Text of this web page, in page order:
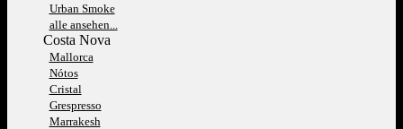
Urban Smoke
alle ansehen...
Costa Nova
Mallorca
Nótos
Cristal
Grespresso
Marrakesh